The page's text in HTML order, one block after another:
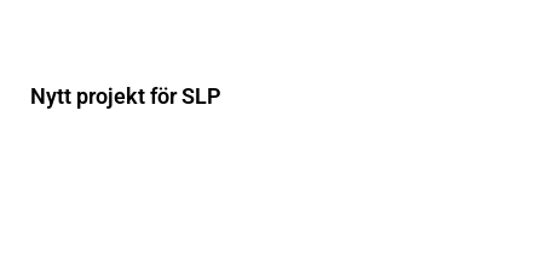
Nytt projekt för SLP